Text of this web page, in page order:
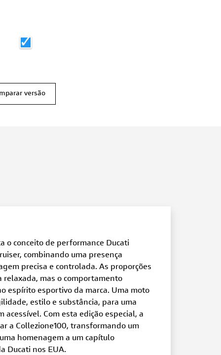
versão
o conceito de performance Ducati
combinando uma presença
precisa e controlada. As proporções
relaxada, mas o comportamento
espírito esportivo da marca. Uma moto
estilo e substância, para uma
acessível. Com esta edição especial, a
a Collezione100, transformando um
homenagem a um capítulo
Ducati nos EUA.